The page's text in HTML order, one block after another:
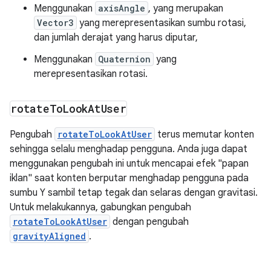
Menggunakan axisAngle , yang merupakan
Vector3 yang merepresentasikan sumbu rotasi,
dan jumlah derajat yang harus diputar,
Menggunakan Quaternion yang
merepresentasikan rotasi.
rotateToLookAtUser
Pengubah rotateToLookAtUser terus memutar konten
sehingga selalu menghadap pengguna. Anda juga dapat
menggunakan pengubah ini untuk mencapai efek "papan
iklan" saat konten berputar menghadap pengguna pada
sumbu Y sambil tetap tegak dan selaras dengan gravitasi.
Untuk melakukannya, gabungkan pengubah
rotateToLookAtUser dengan pengubah
gravityAligned .